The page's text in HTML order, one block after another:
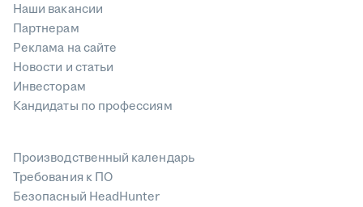
Наши вакансии
Партнерам
Реклама на сайте
Новости и статьи
Инвесторам
Кандидаты по профессиям
Производственный календарь
Требования к ПО
Безопасный HeadHunter